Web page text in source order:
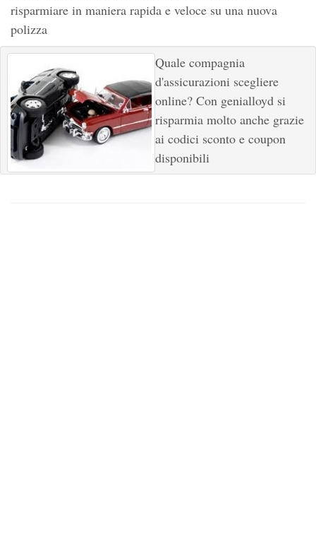
risparmiare in maniera rapida e veloce su una nuova
polizza
Quale compagnia
d'assicurazioni scegliere
online? Con genialloyd si
risparmia molto anche grazie
ai codici sconto e coupon
disponibili